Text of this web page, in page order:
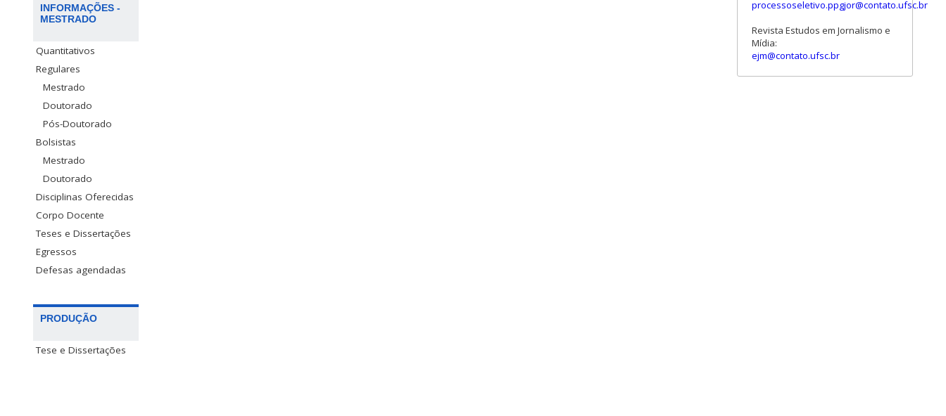
INFORMAÇÕES -
MESTRADO
Quantitativos
Regulares
Mestrado
Doutorado
Pós-Doutorado
Bolsistas
Mestrado
Doutorado
Disciplinas Oferecidas
Corpo Docente
Teses e Dissertações
Egressos
Defesas agendadas
PRODUÇÃO
Tese e Dissertações
processoseletivo.ppgjor@contato.ufsc.br
Revista Estudos em Jornalismo e
Mídia:
ejm@contato.ufsc.br